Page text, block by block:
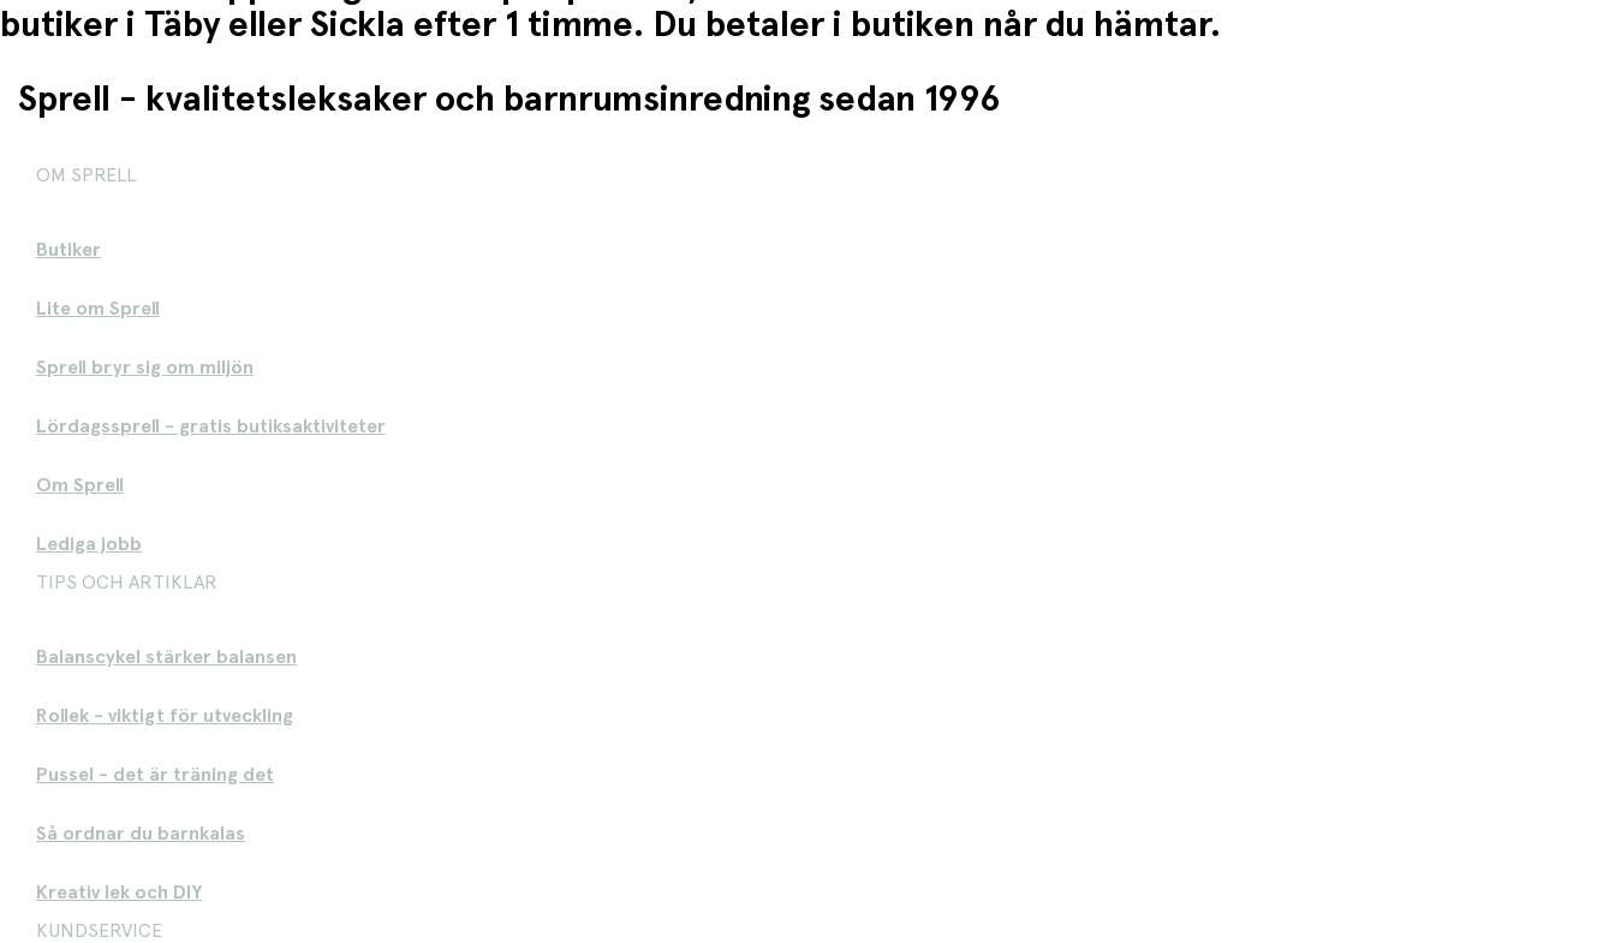
butiker i Täby eller Sickla efter 1 timme. Du betaler i butiken når du hämtar.
Sprell - kvalitetsleksaker och barnrumsinredning sedan 1996
OM SPRELL
Butiker
Lite om Sprell
Sprell bryr sig om miljön
Lördagssprell - gratis butiksaktiviteter
Om Sprell
Lediga jobb
TIPS OCH ARTIKLAR
Balanscykel stärker balansen
Rollek - viktigt för utveckling
Pussel - det är träning det
Så ordnar du barnkalas
Kreativ lek och DIY
KUNDSERVICE